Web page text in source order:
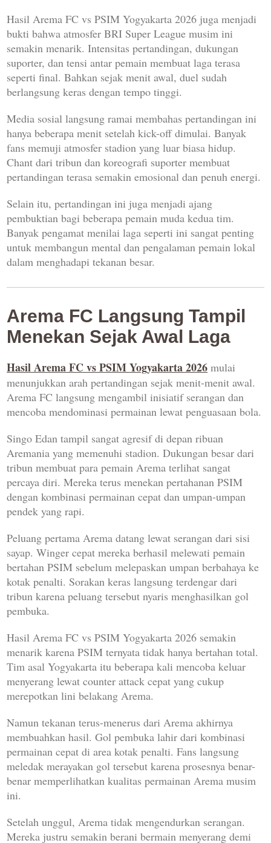
Hasil Arema FC vs PSIM Yogyakarta 2026 juga menjadi
bukti bahwa atmosfer BRI Super League musim ini
semakin menarik. Intensitas pertandingan, dukungan
suporter, dan tensi antar pemain membuat laga terasa
seperti final. Bahkan sejak menit awal, duel sudah
berlangsung keras dengan tempo tinggi.
Media sosial langsung ramai membahas pertandingan ini
hanya beberapa menit setelah kick-off dimulai. Banyak
fans memuji atmosfer stadion yang luar biasa hidup.
Chant dari tribun dan koreografi suporter membuat
pertandingan terasa semakin emosional dan penuh energi.
Selain itu, pertandingan ini juga menjadi ajang
pembuktian bagi beberapa pemain muda kedua tim.
Banyak pengamat menilai laga seperti ini sangat penting
untuk membangun mental dan pengalaman pemain lokal
dalam menghadapi tekanan besar.
Arema FC Langsung Tampil
Menekan Sejak Awal Laga
Hasil Arema FC vs PSIM Yogyakarta 2026 mulai
menunjukkan arah pertandingan sejak menit-menit awal.
Arema FC langsung mengambil inisiatif serangan dan
mencoba mendominasi permainan lewat penguasaan bola.
Singo Edan tampil sangat agresif di depan ribuan
Aremania yang memenuhi stadion. Dukungan besar dari
tribun membuat para pemain Arema terlihat sangat
percaya diri. Mereka terus menekan pertahanan PSIM
dengan kombinasi permainan cepat dan umpan-umpan
pendek yang rapi.
Peluang pertama Arema datang lewat serangan dari sisi
sayap. Winger cepat mereka berhasil melewati pemain
bertahan PSIM sebelum melepaskan umpan berbahaya ke
kotak penalti. Sorakan keras langsung terdengar dari
tribun karena peluang tersebut nyaris menghasilkan gol
pembuka.
Hasil Arema FC vs PSIM Yogyakarta 2026 semakin
menarik karena PSIM ternyata tidak hanya bertahan total.
Tim asal Yogyakarta itu beberapa kali mencoba keluar
menyerang lewat counter attack cepat yang cukup
merepotkan lini belakang Arema.
Namun tekanan terus-menerus dari Arema akhirnya
membuahkan hasil. Gol pembuka lahir dari kombinasi
permainan cepat di area kotak penalti. Fans langsung
meledak merayakan gol tersebut karena prosesnya benar-
benar memperlihatkan kualitas permainan Arema musim
ini.
Setelah unggul, Arema tidak mengendurkan serangan.
Mereka justru semakin berani bermain menyerang demi